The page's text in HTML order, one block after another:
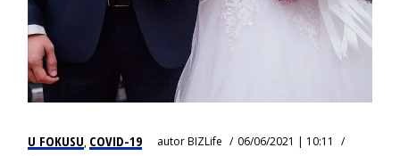
U FOKUSU, COVID-19 autorBIZLife
06/06/2021 | 10:11